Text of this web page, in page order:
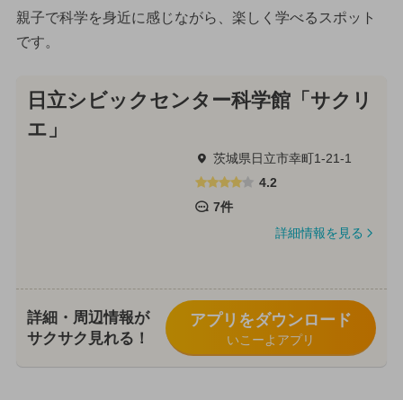
親子で科学を身近に感じながら、楽しく学べるスポット
です。
日立シビックセンター科学館「サクリ
エ」
茨城県日立市幸町1-21-1
4.2
7件
詳細情報を見る
詳細・周辺情報が
サクサク見れる！
アプリをダウンロード
いこーよアプリ